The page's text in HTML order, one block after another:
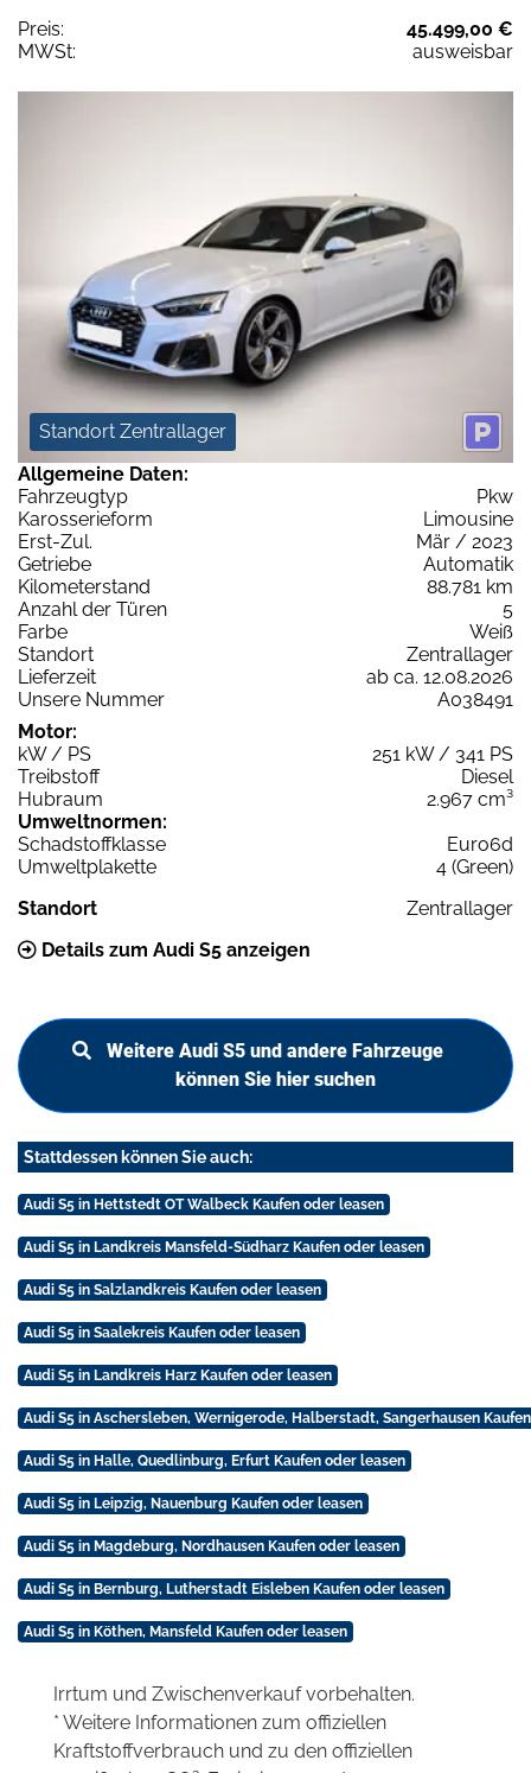
Preis:
45.499,00 €
MWSt:
ausweisbar
Standort Zentrallager
Allgemeine Daten:
Fahrzeugtyp
Pkw
Karosserieform
Limousine
Erst-Zul.
Mär / 2023
Getriebe
Automatik
Kilometerstand
88.781 km
Anzahl der Türen
5
Farbe
Weiß
Standort
Zentrallager
Lieferzeit
ab ca. 12.08.2026
Unsere Nummer
A038491
Motor:
kW / PS
251 kW / 341 PS
Treibstoff
Diesel
Hubraum
2.967 cm³
Umweltnormen:
Schadstoffklasse
Euro6d
Umweltplakette
4 (Green)
Standort
Zentrallager
Details zum Audi S5 anzeigen
Weitere Audi S5 und andere Fahrzeuge
können Sie hier suchen
Stattdessen können Sie auch:
Audi S5 in Hettstedt OT Walbeck Kaufen oder leasen
Audi S5 in Landkreis Mansfeld-Südharz Kaufen oder leasen
Audi S5 in Salzlandkreis Kaufen oder leasen
Audi S5 in Saalekreis Kaufen oder leasen
Audi S5 in Landkreis Harz Kaufen oder leasen
Audi S5 in Aschersleben, Wernigerode, Halberstadt, Sangerhausen
Audi S5 in Halle, Quedlinburg, Erfurt Kaufen oder leasen
Audi S5 in Leipzig, Nauenburg Kaufen oder leasen
Audi S5 in Magdeburg, Nordhausen Kaufen oder leasen
Audi S5 in Bernburg, Lutherstadt Eisleben Kaufen oder leasen
Audi S5 in Köthen, Mansfeld Kaufen oder leasen
Irrtum und Zwischenverkauf vorbehalten.
* Weitere Informationen zum offiziellen
Kraftstoffverbrauch und zu den offiziellen